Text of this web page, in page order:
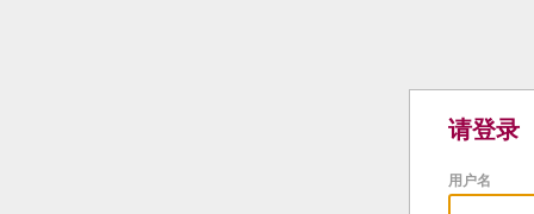
请登录
用户名